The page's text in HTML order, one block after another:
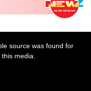
Multimedia
Multiform
Doanh nhân Sài
Gòn